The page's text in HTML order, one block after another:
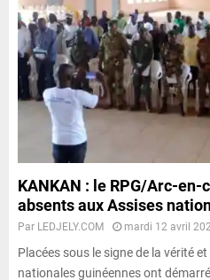
KANKAN : le RPG/Arc-en-
absents aux Assises
Par LEDJELY.COM mardi 12 avril
Placées sous le signe de la vérité
nationales guinéennes ont